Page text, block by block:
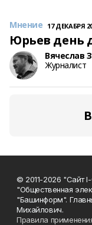
Юрьев день
Мнение 17 ДЕКАБРЯ
Вячеслав
Журналист
© 2011-2026 "Сайт
"Общественная
"Башинформ".
Михайлович.
Правила